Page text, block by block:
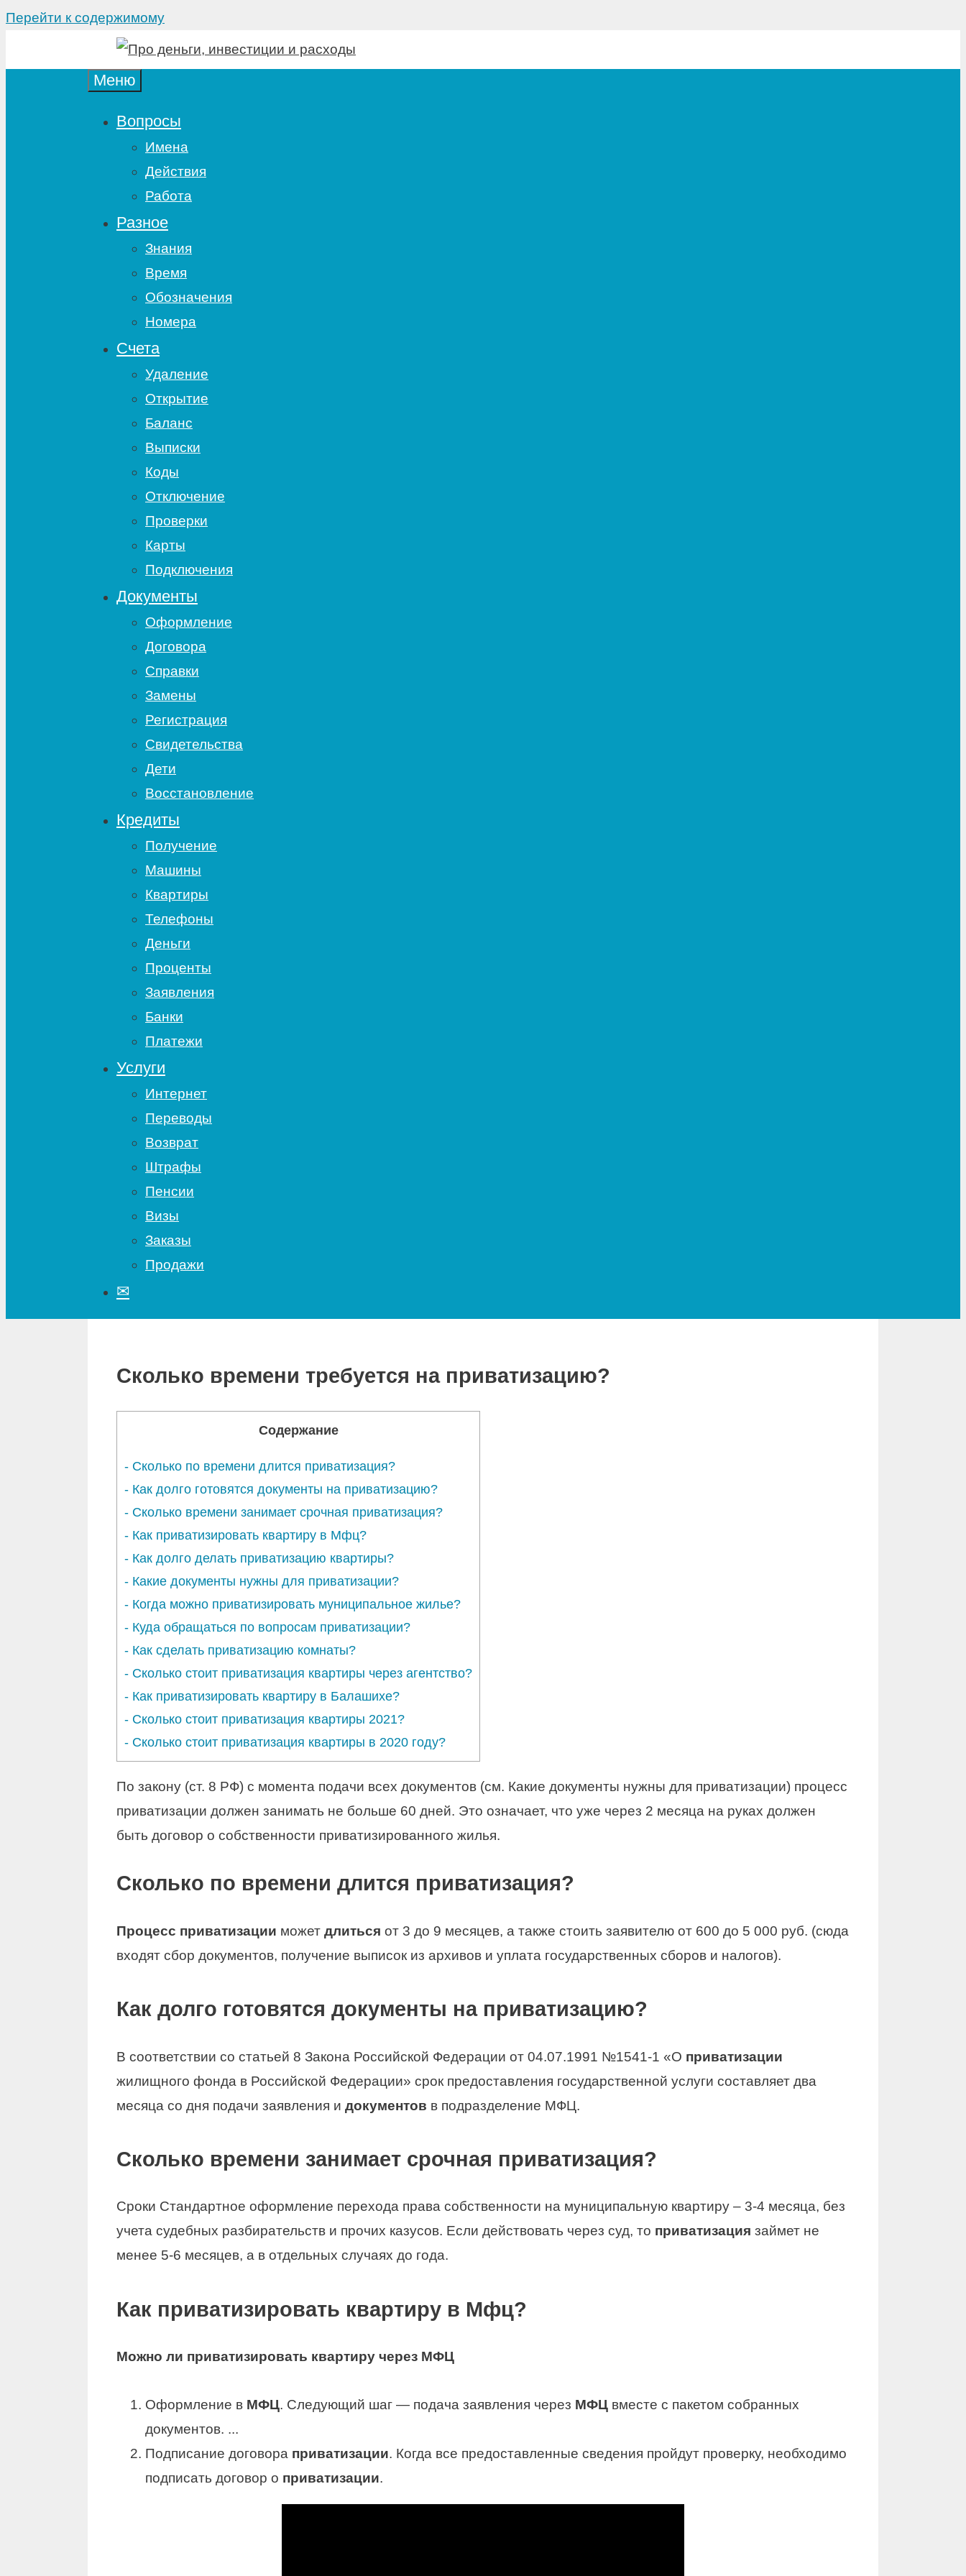
Перейти к содержимому
Меню
Вопросы
Имена
Действия
Работа
Разное
Знания
Время
Обозначения
Номера
Счета
Удаление
Открытие
Баланс
Выписки
Коды
Отключение
Проверки
Карты
Подключения
Документы
Оформление
Договора
Справки
Замены
Регистрация
Свидетельства
Дети
Восстановление
Кредиты
Получение
Машины
Квартиры
Телефоны
Деньги
Проценты
Заявления
Банки
Платежи
Услуги
Интернет
Переводы
Возврат
Штрафы
Пенсии
Визы
Заказы
Продажи
✉
Сколько времени требуется на приватизацию?
Содержание
- Сколько по времени длится приватизация?
- Как долго готовятся документы на приватизацию?
- Сколько времени занимает срочная приватизация?
- Как приватизировать квартиру в Мфц?
- Как долго делать приватизацию квартиры?
- Какие документы нужны для приватизации?
- Когда можно приватизировать муниципальное жилье?
- Куда обращаться по вопросам приватизации?
- Как сделать приватизацию комнаты?
- Сколько стоит приватизация квартиры через агентство?
- Как приватизировать квартиру в Балашихе?
- Сколько стоит приватизация квартиры 2021?
- Сколько стоит приватизация квартиры в 2020 году?
По закону (ст. 8 РФ) с момента подачи всех документов (см. Какие документы нужны для приватизации) процесс
приватизации должен занимать не больше 60 дней. Это означает, что уже через 2 месяца на руках должен
быть договор о собственности приватизированного жилья.
Сколько по времени длится приватизация?
Процесс приватизации может длиться от 3 до 9 месяцев, а также стоить заявителю от 600 до 5 000 руб. (сюда
входят сбор документов, получение выписок из архивов и уплата государственных сборов и налогов).
Как долго готовятся документы на приватизацию?
В соответствии со статьей 8 Закона Российской Федерации от 04.07.1991 №1541‑1 «О приватизации
жилищного фонда в Российской Федерации» срок предоставления государственной услуги составляет два
месяца со дня подачи заявления и документов в подразделение МФЦ.
Сколько времени занимает срочная приватизация?
Сроки Стандартное оформление перехода права собственности на муниципальную квартиру – 3-4 месяца, без
учета судебных разбирательств и прочих казусов. Если действовать через суд, то приватизация займет не
менее 5-6 месяцев, а в отдельных случаях до года.
Как приватизировать квартиру в Мфц?
Можно ли приватизировать квартиру через МФЦ
Оформление в МФЦ. Следующий шаг — подача заявления через МФЦ вместе с пакетом собранных
документов. ...
Подписание договора приватизации. Когда все предоставленные сведения пройдут проверку, необходимо
подписать договор о приватизации.